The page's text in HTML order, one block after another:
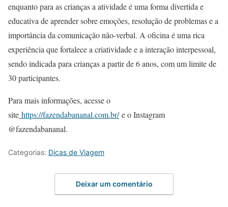
enquanto para as crianças a atividade é uma forma divertida e
educativa de aprender sobre emoções, resolução de problemas e a
importância da comunicação não-verbal. A oficina é uma rica
experiência que fortalece a criatividade e a interação interpessoal,
sendo indicada para crianças a partir de 6 anos, com um limite de
30 participantes.
Para mais informações, acesse o
site https://fazendabananal.com.br/e o Instagram
@fazendabananal.
Categorias: Dicas de Viagem
Deixar um comentário